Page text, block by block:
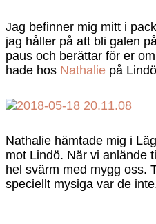
Jag befinner mig mitt i
jag håller på att bli galen
paus och berättar för er
hade hos Nathalie på
Nathalie hämtade mig i
mot Lindö. När vi anlände
hel svärm med mygg oss.
speciellt mysiga var de